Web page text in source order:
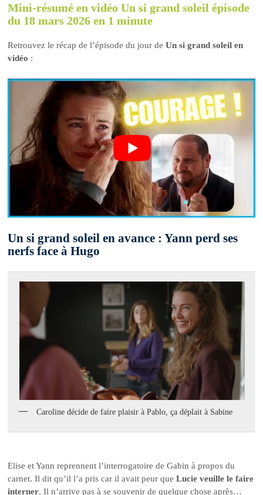
Mini-résumé en vidéo Un si grand soleil épisode
du 18 mars 2026 en 1 minute
Retrouvez le récap de l’épisode du jour deUn si grand soleil en
vidéo :
Un si grand soleil en avance : Yann perd ses
nerfs face à Hugo
Caroline décide de faire plaisir à Pablo, ça déplait à Sabine
Elise et Yann reprennent l’interrogatoire de Gabin à propos du
carnet. Il dit qu’il l’a pris car il avait peur queLucie veuille le faire
interner. Il n’arrive pas à se souvenir de quelque chose après…